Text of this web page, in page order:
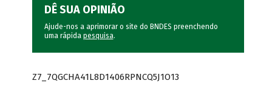
DÊ SUA OPINIÃO
Ajude-nos a aprimorar o site do BNDES preenchendo
uma rápida pesquisa.
Z7_7QGCHA41L8D1406RPNCQ5J1O13